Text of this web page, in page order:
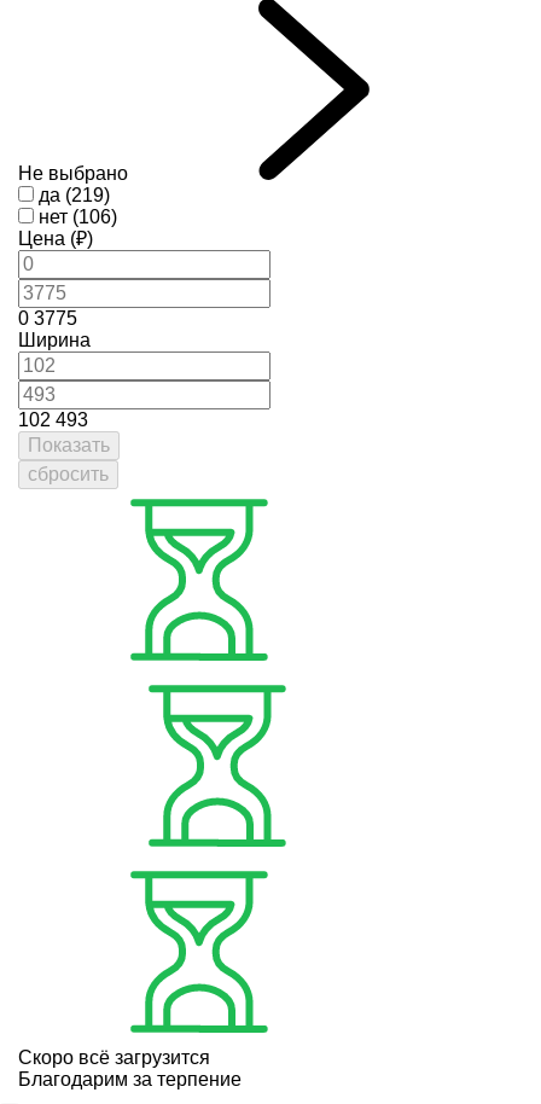
Не выбрано
да (219)
нет (106)
Цена (₽)
0 3775
Ширина
102 493
Показать
сбросить
Скоро всё загрузится
Благодарим за терпение